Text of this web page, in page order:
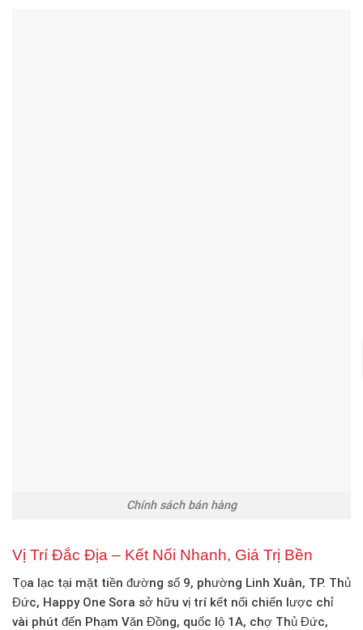
Chính sách bán hàng
Vị Trí Đắc Địa – Kết Nối Nhanh, Giá Trị Bền
Tọa lạc tại mặt tiền đường số 9, phường Linh Xuân, TP. Thủ
Đức, Happy One Sora sở hữu vị trí kết nối chiến lược chỉ
vài phút đến Phạm Văn Đồng, quốc lộ 1A, chợ Thủ Đức,